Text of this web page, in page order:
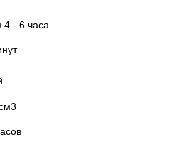
4 - 6 часа